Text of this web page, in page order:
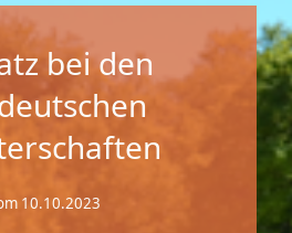
bei den
10.10.2023